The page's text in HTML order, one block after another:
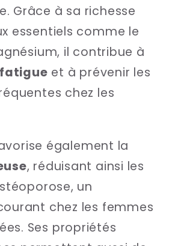
Grâce à sa richesse
essentiels comme le
il contribue à
et à prévenir les
chez les
également la
, réduisant ainsi les
un
chez les femmes
Ses propriétés